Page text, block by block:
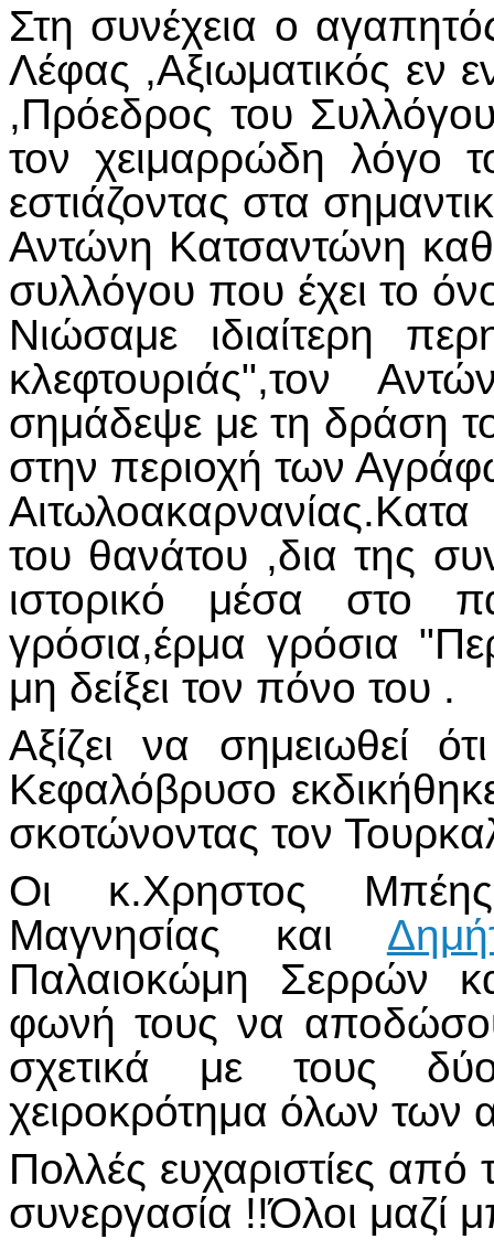
Στη συνέχεια ο
Λέφας ,Αξιωματικός εν
,Πρόεδρος του
τον χειμαρρώδη λόγο
εστιάζοντας στα
Αντώνη Κατσαντώνη
συλλόγου που έχει το
Νιώσαμε ιδιαίτερη
κλεφτουριάς",τον
σημάδεψε με τη δράση
στην περιοχή των
του θανάτου ,δια της
ιστορικό μέσα στο
γρόσια,έρμα γρόσια
μη δείξει τον πόνο του .
Αξίζει να σημειωθεί
Κεφαλόβρυσο
σκοτώνοντας τον
Οι κ.Χρηστος
Μαγνησίας και
Παλαιοκώμη Σερρών
φωνή τους να
σχετικά με τους
χειροκρότημα όλων των
Πολλές ευχαριστίες
συνεργασία !!Όλοι μαζί